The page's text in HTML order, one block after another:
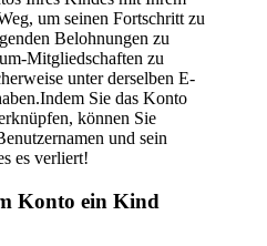
um seinen Fortschritt zu
Belohnungen zu
Mitgliedschaften zu
unter derselben E-
Sie das Konto
können Sie
und sein
es verliert!
Konto ein Kind